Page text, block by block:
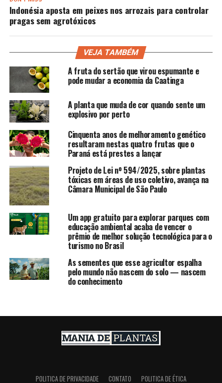
Indonésia aposta em peixes nos arrozais para controlar
pragas sem agrotóxicos
VEJA TAMBÉM
A fruta do sertão que virou espumante e
pode mudar a economia da Caatinga
A planta que muda de cor quando sente um
explosivo por perto
Cinquenta anos de melhoramento genético
resultaram nestas quatro frutas que o
Paraná está prestes a lançar
Projeto de Lei nº 594/2025, sobre plantas
tóxicas em áreas de uso coletivo, avança na
Câmara Municipal de São Paulo
Um app gratuito para explorar parques com
educação ambiental acaba de vencer o
prêmio de melhor solução tecnológica para o
turismo no Brasil
As sementes que esse agricultor espalha
pelo mundo não nascem do solo — nascem
do conhecimento
POLITICA DE PRIVACIDADE CONTATO POLITICA DE ÉTICA